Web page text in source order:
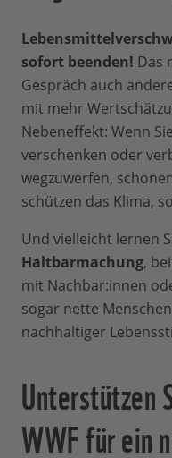
sofort beenden! Das
Gespräch auch
mit mehr
Nebeneffekt: Wenn
verschenken oder
wegzuwerfen,
schützen das Klima,
Und vielleicht lernen
Haltbarmachung,
mit Nachbar:innen
sogar nette
nachhaltiger
Unterstützen
WWF für ein